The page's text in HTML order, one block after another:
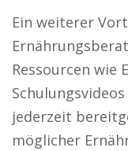
Ein weiterer
Ressourcen wie
jederzeit
möglicher